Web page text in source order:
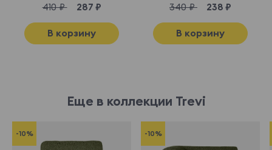
410 ₽ 287 ₽
В корзину
340 ₽ 238 ₽
В корзину
Еще в коллекции Trevi
-10% -10%